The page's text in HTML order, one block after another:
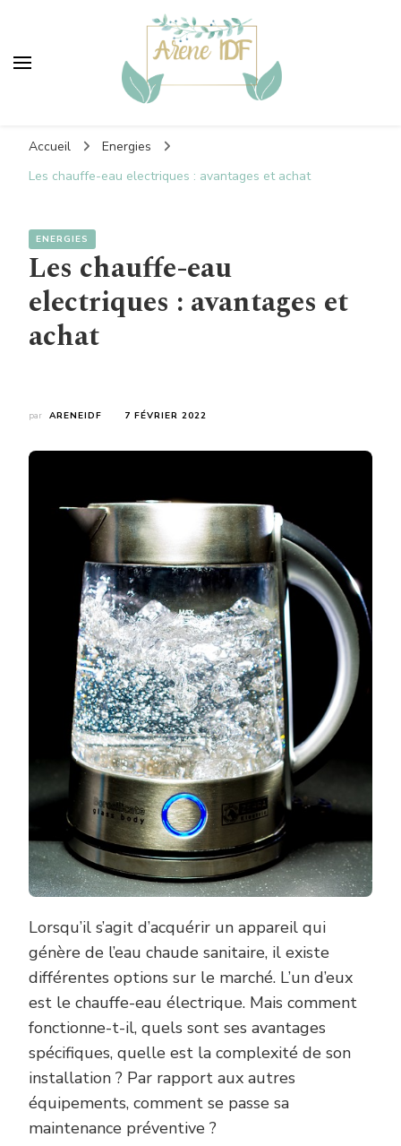
Accueil
Energies
Les chauffe-eau electriques : avantages et achat
ENERGIES
Les chauffe-eau
electriques : avantages et
achat
par ARENEIDF 7 FÉVRIER 2022
Lorsqu’il s’agit d’acquérir un appareil qui
génère de l’eau chaude sanitaire, il existe
différentes options sur le marché. L’un d’eux
est le chauffe-eau électrique. Mais comment
fonctionne-t-il, quels sont ses avantages
spécifiques, quelle est la complexité de son
installation ? Par rapport aux autres
équipements, comment se passe sa
maintenance préventive ?